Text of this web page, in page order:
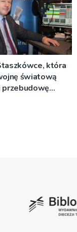
która
światową
przebudowę